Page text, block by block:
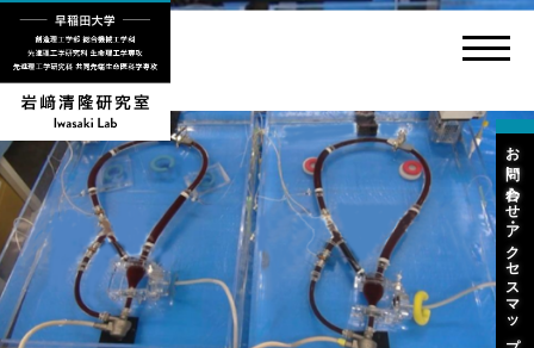
お問い合わせ・アクセスマップ